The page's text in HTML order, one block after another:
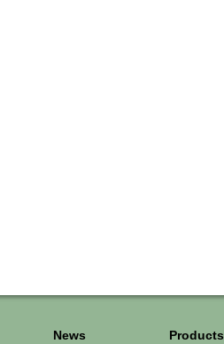
News Products